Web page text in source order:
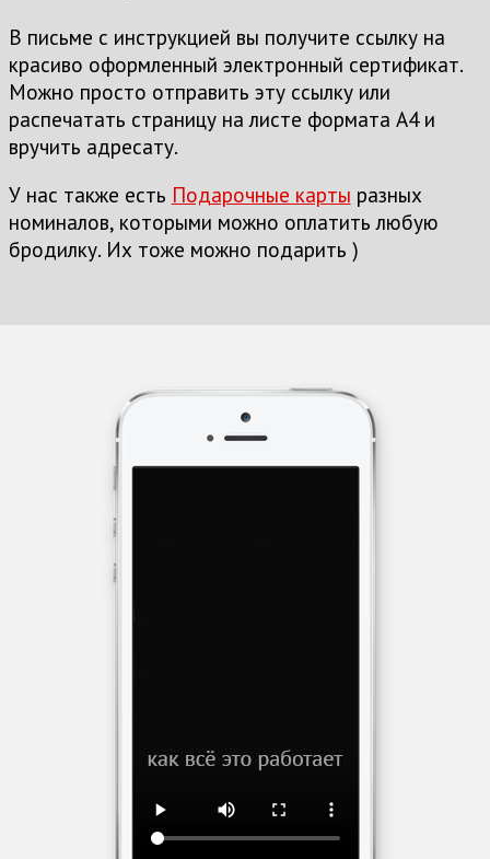
В письме с инструкцией вы получите ссылку на
красиво оформленный электронный сертификат.
Можно просто отправить эту ссылку или
распечатать страницу на листе формата А4 и
вручить адресату.
У нас также есть Подарочные карты разных
номиналов, которыми можно оплатить любую
бродилку. Их тоже можно подарить )